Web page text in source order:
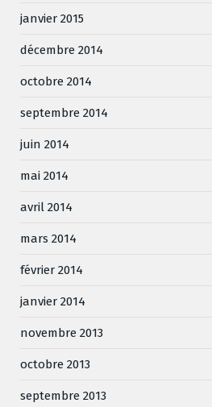
janvier 2015
décembre 2014
octobre 2014
septembre 2014
juin 2014
mai 2014
avril 2014
mars 2014
février 2014
janvier 2014
novembre 2013
octobre 2013
septembre 2013